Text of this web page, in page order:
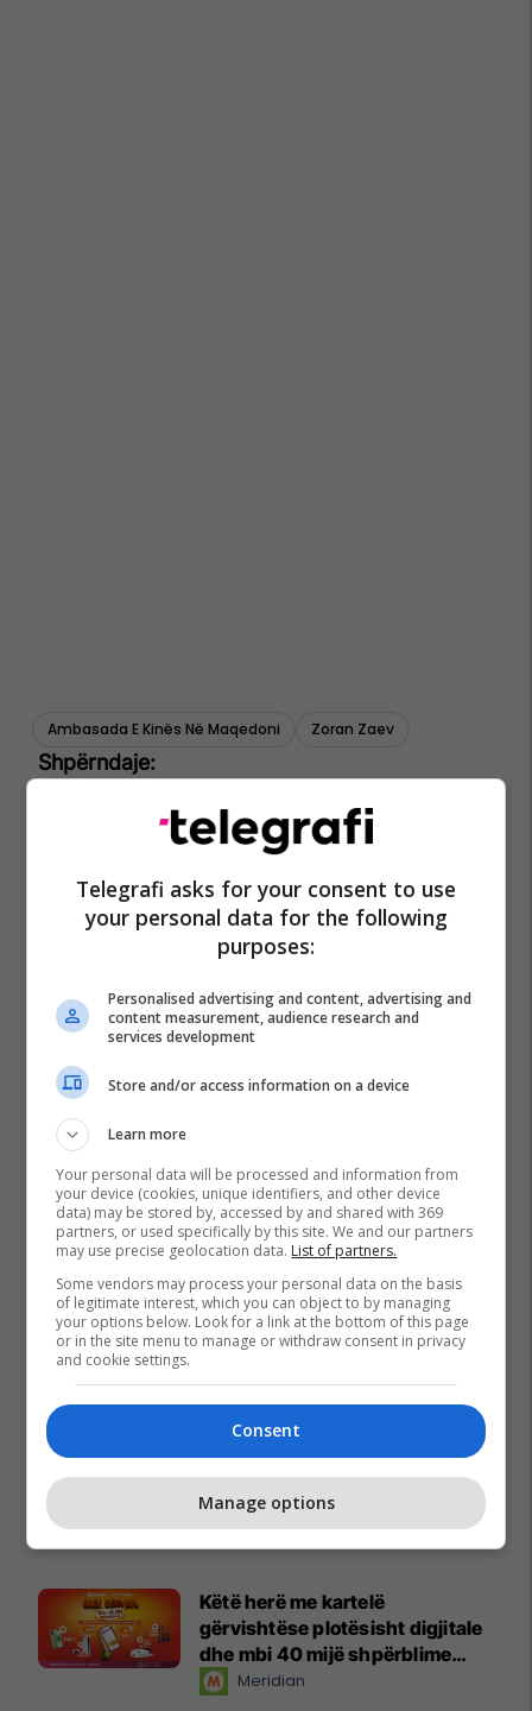
Ambasada E Kinës Në Maqedoni Zoran Zaev
Promo Reklamo këtu
Këtë herë me kartelë
gërvishtëse plotësisht digjitale
dhe mbi 40 mijë shpërblime
instant!Meridian
Telegrafi asks for your consent to use
your personal data for the following
purposes:
Personalised advertising and content, advertising and
content measurement, audience research and
services development
Store and/or access information on a device
Learn more
Your personal data will be processed and information from
your device (cookies, unique identifiers, and other device
data) may be stored by, accessed by and shared with 369
partners, or used specifically by this site. We and our partners
may use precise geolocation data. List of partners.
Some vendors may process your personal data on the basis
of legitimate interest, which you can object to by managing
your options below. Look for a link at the bottom of this page
or in the site menu to manage or withdraw consent in privacy
and cookie settings.
Consent
Manage options